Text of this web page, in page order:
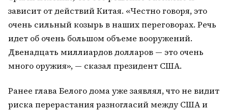
зависит от действий Китая. «Честно говоря, это
очень сильный козырь в наших переговорах. Речь
идет об очень большом объеме вооружений.
Двенадцать миллиардов долларов — это очень
много оружия», — сказал президент США.
Ранее глава Белого дома уже заявлял, что не видит
риска перерастания разногласий между США и